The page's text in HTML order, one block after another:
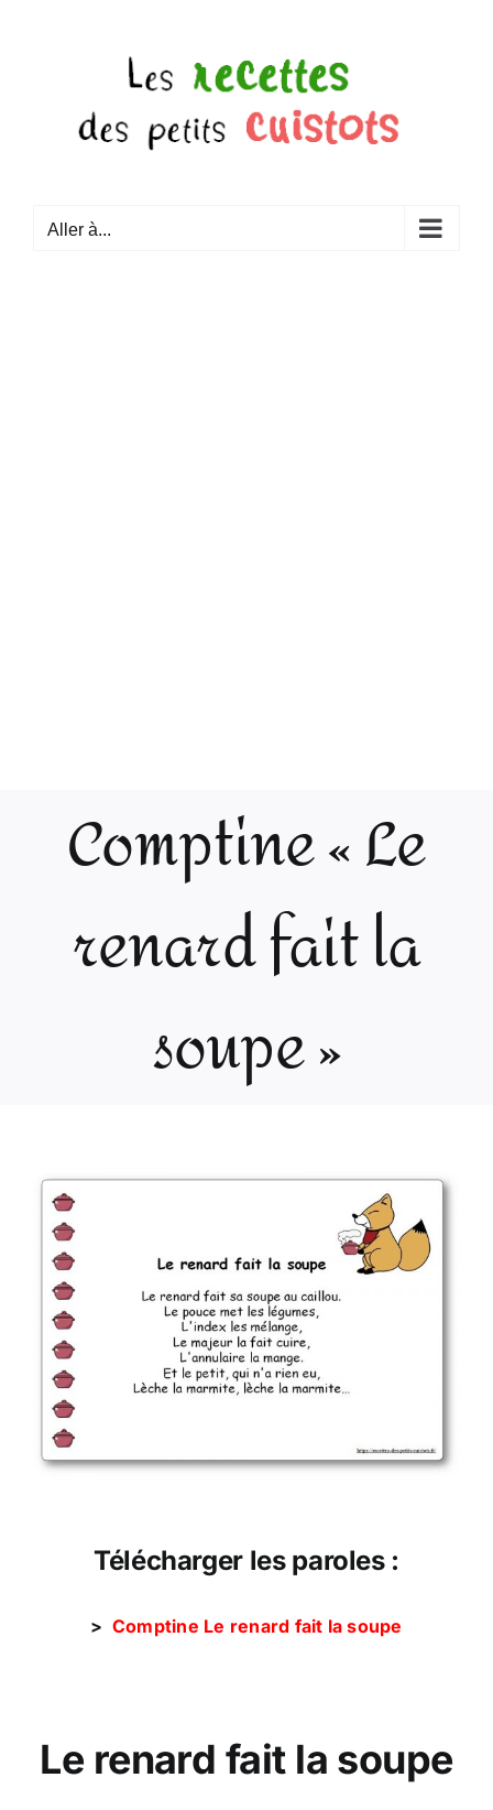
Aller à...
Comptine « Le
renard fait la
soupe »
Télécharger les paroles :
> Comptine Le renard fait la soupe
Le renard fait la soupe